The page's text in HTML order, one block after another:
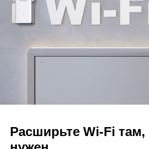
Расширьте Wi-Fi там,